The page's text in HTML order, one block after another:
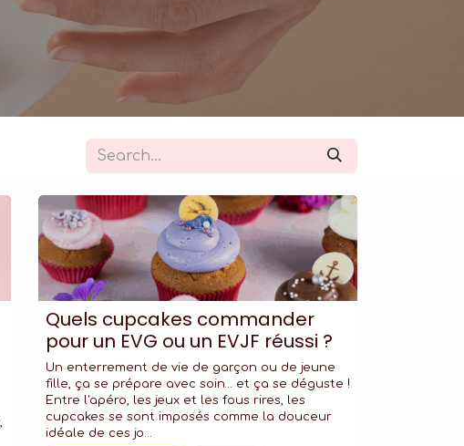
Quels cupcakes commander
pour un EVG ou un EVJF réussi ?
Un enterrement de vie de garçon ou de jeune
fille, ça se prépare avec soin… et ça se déguste !
Entre l'apéro, les jeux et les fous rires, les
cupcakes se sont imposés comme la douceur
idéale de ces jo...